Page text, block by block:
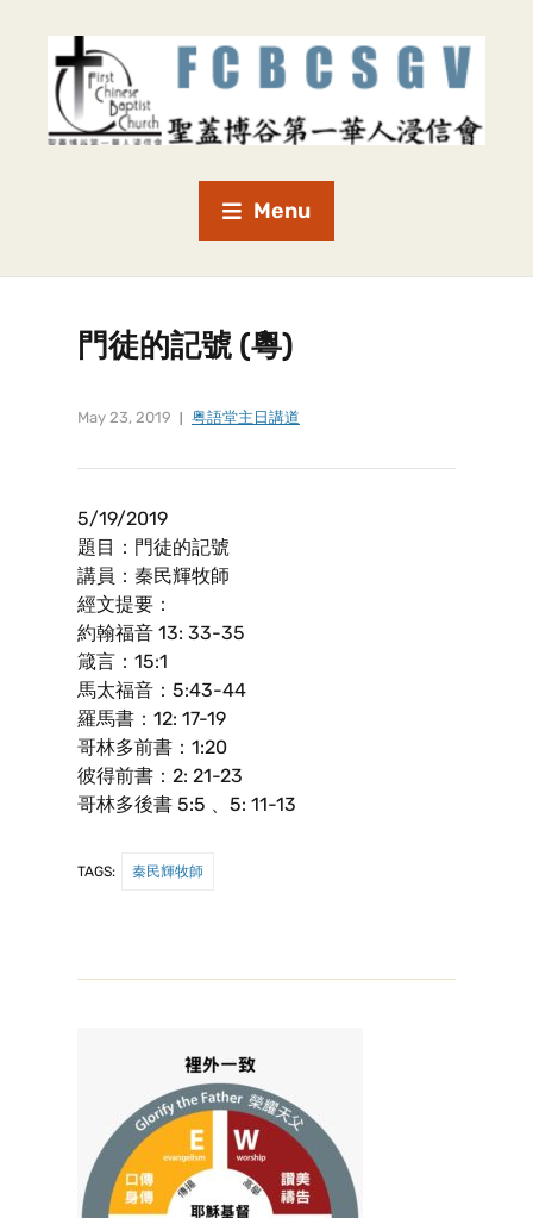
Menu
門徒的記號 (粵)
May 23, 2019 粤語堂主日講道
5/19/2019
題目：門徒的記號
講員：秦民輝牧師
經文提要：
約翰福音 13: 33-35
箴言：15:1
馬太福音：5:43-44
羅馬書：12: 17-19
哥林多前書：1:20
彼得前書：2: 21-23
哥林多後書 5:5 、5: 11-13
TAGS: 秦民輝牧師